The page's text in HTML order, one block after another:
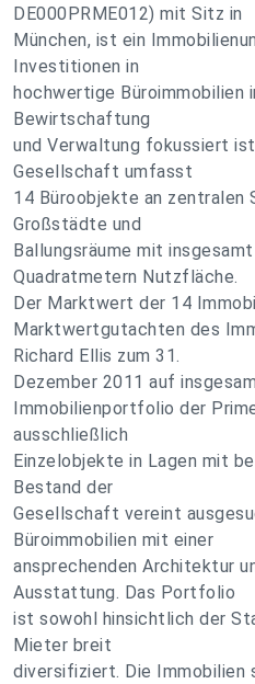
DE000PRME012) mit Sitz in
München, ist ein
Investitionen in
hochwertige Büroimmobilien
Bewirtschaftung
und Verwaltung fokussiert
Gesellschaft umfasst
14 Büroobjekte an
Großstädte und
Ballungsräume mit
Quadratmetern Nutzfläche.
Der Marktwert der 14
Marktwertgutachten des
Richard Ellis zum 31.
Dezember 2011 auf
Immobilienportfolio der
ausschließlich
Einzelobjekte in Lagen mit
Bestand der
Gesellschaft vereint
Büroimmobilien mit einer
ansprechenden Architektur
Ausstattung. Das Portfolio
ist sowohl hinsichtlich der
Mieter breit
diversifiziert. Die Immobilien